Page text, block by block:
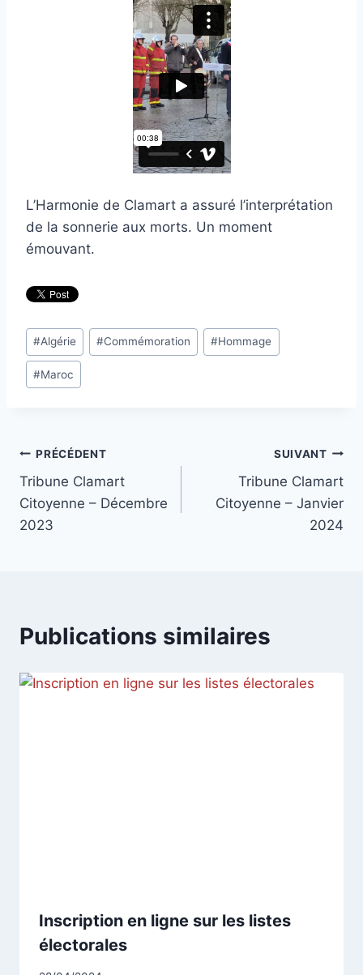
L’Harmonie de Clamart a assuré l’interprétation
de la sonnerie aux morts. Un moment
émouvant.
Étiquettes
de
la
#Algérie #Commémoration #Hommage
#Maroc
Navigation
de
l’article
PRÉCÉDENT
Tribune Clamart
Citoyenne – Décembre
2023
SUIVANT
Tribune Clamart
Citoyenne – Janvier
2024
Publications similaires
Inscription en ligne sur les listes
électorales